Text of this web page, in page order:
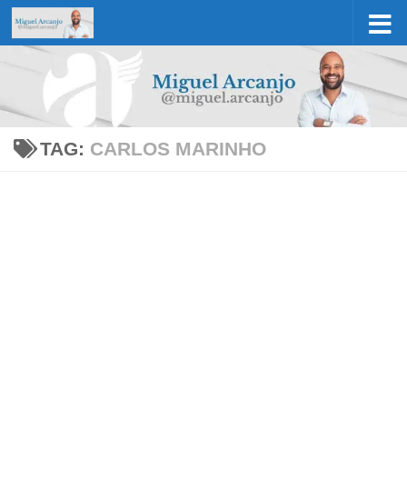
Skip to content
TAG: CARLOS MARINHO